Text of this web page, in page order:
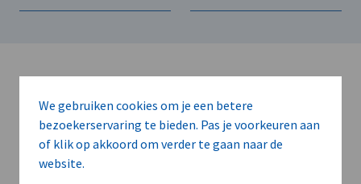
We gebruiken cookies om je een betere
bezoekerservaring te bieden. Pas je voorkeuren aan
of klik op akkoord om verder te gaan naar de
website.Kort de voordelen